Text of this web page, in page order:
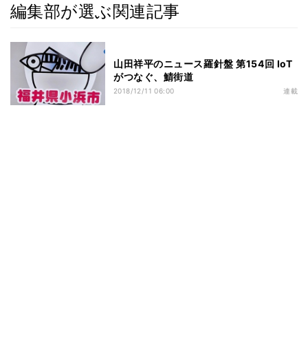
編集部が選ぶ関連記事
山田祥平のニュース羅針盤 第154回 IoT
がつなぐ、鯖街道
2018/12/11 06:00 連載